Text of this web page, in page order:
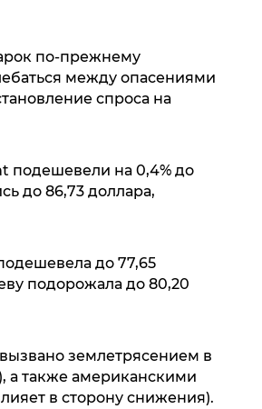
по-прежнему
между опасениями
спроса на
подешевели на 0,4% до
до 86,73 доллара,
до 77,65
подорожала до 80,20
землетрясением в
а также американскими
в сторону снижения).